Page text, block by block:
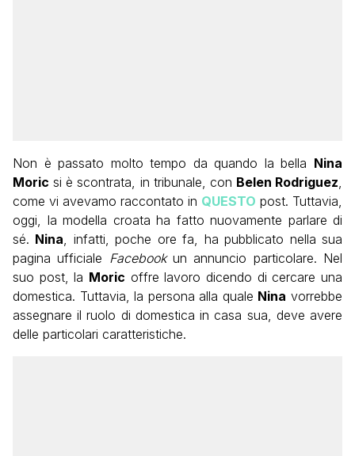
Non è passato molto tempo da quando la bella Nina
Moric si è scontrata, in tribunale, con Belen Rodriguez,
come vi avevamo raccontato in QUESTO post. Tuttavia,
oggi, la modella croata ha fatto nuovamente parlare di
sé. Nina, infatti, poche ore fa, ha pubblicato nella sua
pagina ufficiale Facebookun annuncio particolare. Nel
suo post, la Moric offre lavoro dicendo di cercare una
domestica. Tuttavia, la persona alla quale Nina vorrebbe
assegnare il ruolo di domestica in casa sua, deve avere
delle particolari caratteristiche.